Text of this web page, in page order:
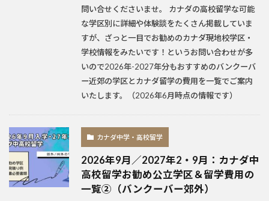
問い合せくださいませ。 カナダの高校留学な可能
な学区別に詳細や体験談をたくさん掲載していま
すが、ざっと一目でお勧めのカナダ現地校学区・
学校情報をみたいです！というお問い合わせが多
いので2026年-2027年分もおすすめのバンクーバ
ー近郊の学区とカナダ留学の費用を一覧でご案内
いたします。（2026年6月時点の情報です）
カナダ中学・高校留学
2026年9月／2027年2・9月：カナダ中
高校留学お勧め公立学区＆留学費用の
一覧②（バンクーバー郊外）